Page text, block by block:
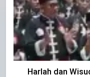
Harlah dan